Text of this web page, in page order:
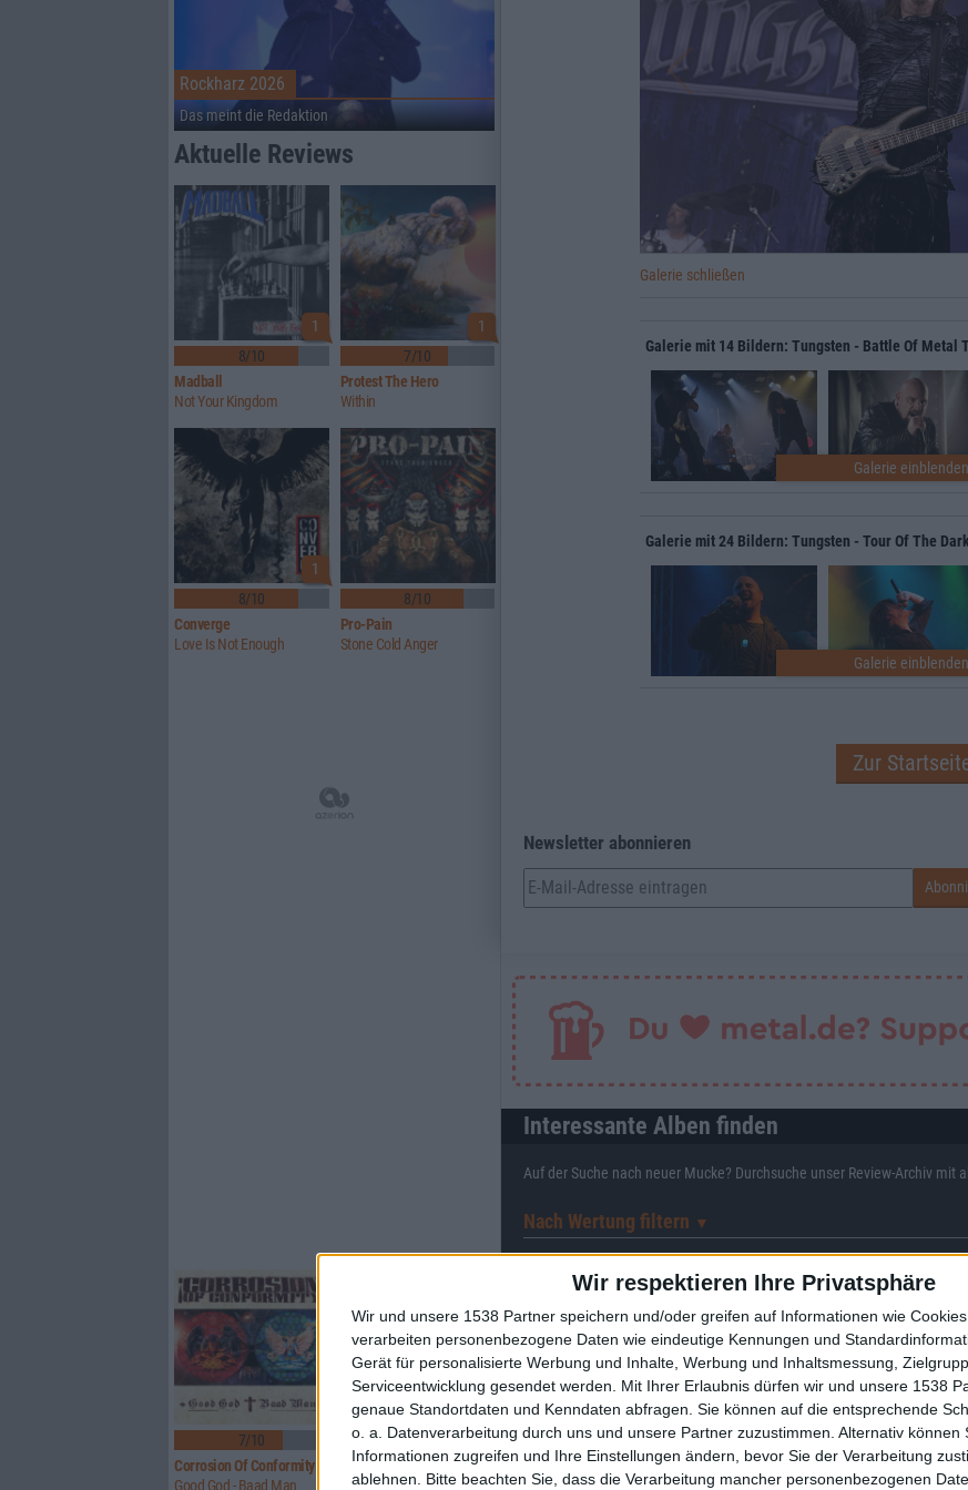
Wir respektieren Ihre Privatsphäre
Wir und unsere 1538 Partner speichern und/oder greifen auf Informationen wie
verarbeiten personenbezogene Daten wie eindeutige Kennungen und
Gerät für personalisierte Werbung und Inhalte, Werbung und Inhaltsmessung,
Serviceentwicklung gesendet werden.
Mit Ihrer Erlaubnis dürfen wir und unsere 1538
genaue Standortdaten und Kenndaten abfragen. Sie können auf die entsprechende
o. a. Datenverarbeitung durch uns und unsere Partner zuzustimmen. Alternativ können
Informationen zugreifen und Ihre Einstellungen ändern, bevor Sie der Verarbeitung
ablehnen.
Bitte beachten Sie, dass die Verarbeitung mancher personenbezogenen
Galerie schließen
Galerie mit 14 Bildern: Tungsten - Battle Of Metal
Galerie mit 24 Bildern: Tungsten - Tour Of The
Zur
Newsletter abonnieren
Interessante Alben finden
Auf der Suche nach neuer Mucke? Durchsuche unser Review-Archiv mit
Nach Wertung filtern ▼︎
bis Punkten
Nach Genres filtern
Tungsten auf Tour
Rockharz 2026
Das meint die Redaktion
Aktuelle Reviews
1
8/10
Madball
Not Your Kingdom
1
7/10
Protest The Hero
Within
1
8/10
Converge
Love Is Not Enough
8/10
Pro-Pain
Stone Cold Anger
7/10
Corrosion Of Conformity
Good God - Baad Man
2
8/10
Rosa Faenskap
Ingenting Forblir